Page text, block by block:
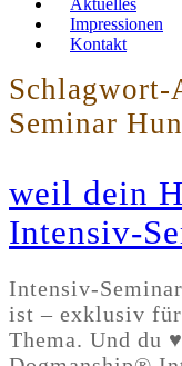
Aktuelles
Impressionen
Kontakt
Schlagwort-
Seminar
weil dein
Intensiv-
Intensiv-
ist – exklusiv
Thema. Und du